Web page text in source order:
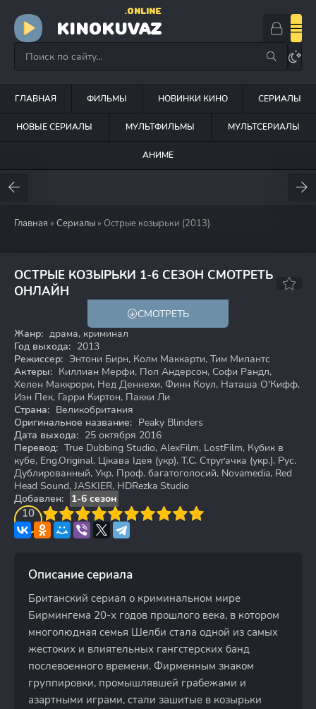
KINOKUVAZ
.ONLINE
ГЛАВНАЯ ФИЛЬМЫ НОВИНКИ КИНО СЕРИАЛЫ
НОВЫЕ СЕРИАЛЫ МУЛЬТФИЛЬМЫ МУЛЬТСЕРИАЛЫ
АНИМЕ
Главная » Сериалы » Острые козырьки (2013)
ОСТРЫЕ КОЗЫРЬКИ 1-6 СЕЗОН СМОТРЕТЬ
ОНЛАЙН
СМОТРЕТЬ
Жанр: драма, криминал
Год выхода: 2013
Режиссер: Энтони Бирн, Колм Маккарти, Тим Милантс
Актеры: Киллиан Мерфи, Пол Андерсон, Софи Рандл,
Хелен Маккрори, Нед Деннехи, Финн Коул, Наташа О'Кифф,
Иэн Пек, Гарри Киртон, Пакки Ли
Страна: Великобритания
Оригинальное название: Peaky Blinders
Дата выхода: 25 октября 2016
Перевод: True Dubbing Studio, AlexFilm, LostFilm, Кубик в
кубе, Eng.Original, Цікава Ідея (укр), Т.С. Cтруґачка (укр.), Рус.
Дублированный, Укр. Проф. багатоголосий, Novamedia, Red
Head Sound, JASKIER, HDRezka Studio
Добавлен:
1-6 сезон
10
4 5 6 7 8 9 10
Описание сериала
Британский сериал о криминальном мире
Бирмингема 20-х годов прошлого века, в котором
многолюдная семья Шелби стала одной из самых
жестоких и влиятельных гангстерских банд
послевоенного времени. Фирменным знаком
группировки, промышлявшей грабежами и
азартными играми, стали зашитые в козырьки